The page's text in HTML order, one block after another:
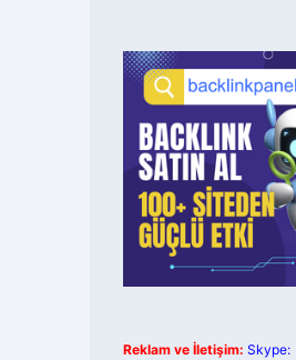
Reklam ve İletişim: Skype: